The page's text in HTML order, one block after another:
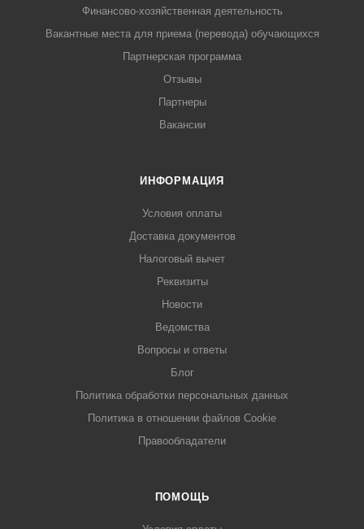
Финансово-хозяйственная деятельность
Вакантные места для приема (перевода) обучающихся
Партнерская программа
Отзывы
Партнеры
Вакансии
ИНФОРМАЦИЯ
Условия оплаты
Доставка документов
Налоговый вычет
Реквизиты
Новости
Ведомства
Вопросы и ответы
Блог
Политика обработки персональных данных
Политика в отношении файлов Cookie
Правообладатели
ПОМОЩЬ